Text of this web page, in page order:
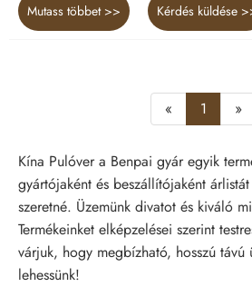
Mutass többet >> Kérdés küldése
« 1 »
Kína Pulóver a Benpai gyár egyik
gyártójaként és beszállítójaként
szeretné. Üzemünk divatot és kiváló
Termékeinket elképzelései szerint
várjuk, hogy megbízható, hosszú távú
lehessünk!